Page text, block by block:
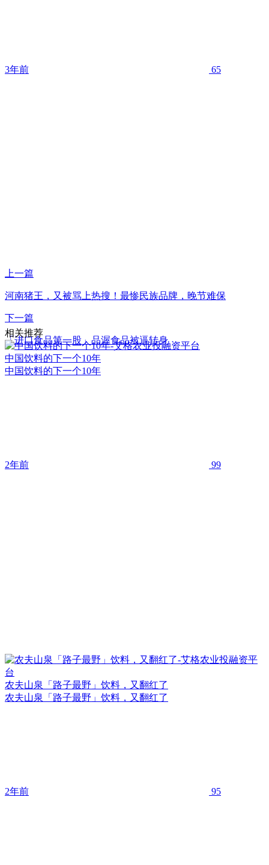
3年前 65
上一篇
河南猪王，又被骂上热搜！最惨民族品牌，晚节难保
下一篇
「进口食品第一股」品渥食品被逼转身
相关推荐
中国饮料的下一个10年
中国饮料的下一个10年
2年前 99
农夫山泉「路子最野」饮料，又翻红了
农夫山泉「路子最野」饮料，又翻红了
2年前 95